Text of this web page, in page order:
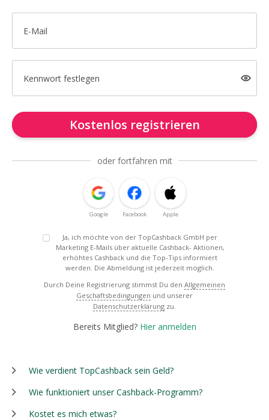
E-Mail
Kennwort festlegen
Kostenlos registrieren
oder fortfahren mit
Google Facebook Apple
Ja, ich möchte von der TopCashback GmbH per
Marketing E-Mails über aktuelle Cashback- Aktionen,
erhöhtes Cashback und die Top-Tips informiert
werden. Die Abmeldung ist jederzeit möglich.
Durch Deine Registrierung stimmst Du den Allgemeinen
Geschäftsbedingungen und unserer
Datenschutzerklärung zu.
Bereits Mitglied? Hier anmelden
Wie verdient TopCashback sein Geld?
Wie funktioniert unser Cashback-Programm?
Kostet es mich etwas?